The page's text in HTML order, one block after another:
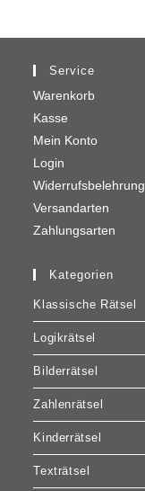
Service
Warenkorb
Kasse
Mein Konto
Login
Widerrufsbelehrung
Versandarten
Zahlungsarten
Kategorien
Klassische Rätsel
Logikrätsel
Bilderrätsel
Zahlenrätsel
Kinderrätsel
Texträtsel